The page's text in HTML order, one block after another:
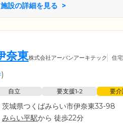
施設の詳細を見る
奈東株式会社アーバンアーキテック 住
)
自立 要支援1•2 要介
茨城県つくばみらい市伊奈東33-98
みらい平駅から 徒歩22分